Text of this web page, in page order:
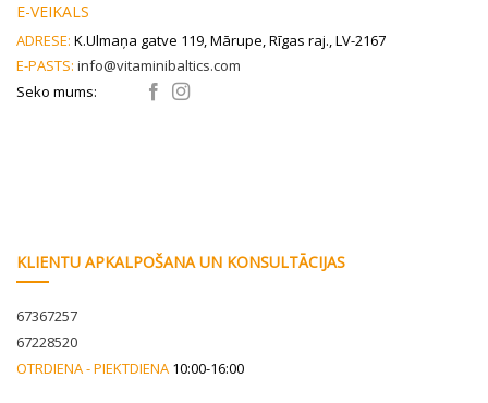
page
E-VEIKALS
ADRESE: K.Ulmaņa gatve 119, Mārupe, Rīgas raj., LV-2167
E-PASTS: info@vitaminibaltics.com
Seko mums:
KLIENTU APKALPOŠANA UN KONSULTĀCIJAS
67367257
67228520
OTRDIENA - PIEKTDIENA 10:00-16:00